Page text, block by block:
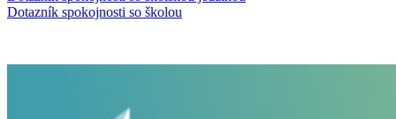
Dotazník spokojnosti so školou